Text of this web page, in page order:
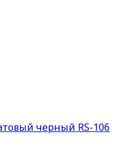
черный RS-106